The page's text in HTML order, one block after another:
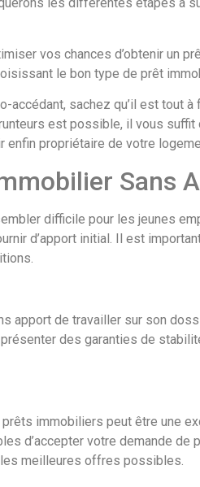
les différentes étapes à
vos chances d’obtenir un
le bon type de prêt
accédant, sachez qu’il est
est possible, il vous
propriétaire de votre
Sans
difficile pour les jeunes
d’apport initial. Il est
apport de travailler sur son
des garanties de
immobiliers peut être une
d’accepter votre demande
meilleures offres possibles.